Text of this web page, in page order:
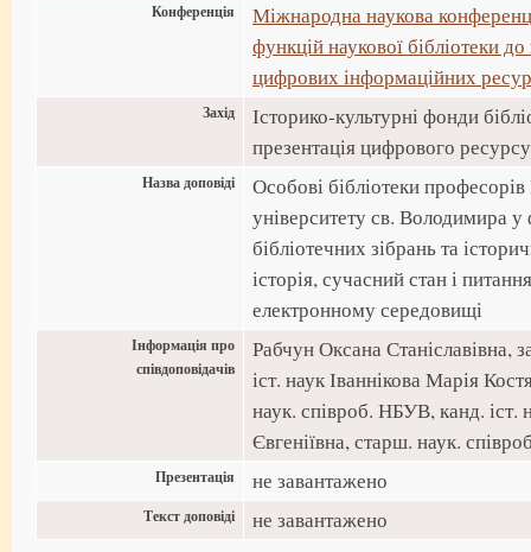
Конференція
Міжнародна наукова
функцій наукової бібліотеки
цифрових інформаційних
Захід
Історико-культурні фонди
презентація цифрового ресурсу
Назва доповіді
Особові бібліотеки професорів
університету св. Володимира
бібліотечних зібрань та
історія, сучасний стан і
електронному середовищі
Інформація про
співдоповідачів
Рабчун Оксана Станіславівна,
іст. наук Іваннікова Марія
наук. співроб. НБУВ, канд. іст.
Євгеніївна, старш. наук.
Презентація не завантажено
Текст доповіді не завантажено